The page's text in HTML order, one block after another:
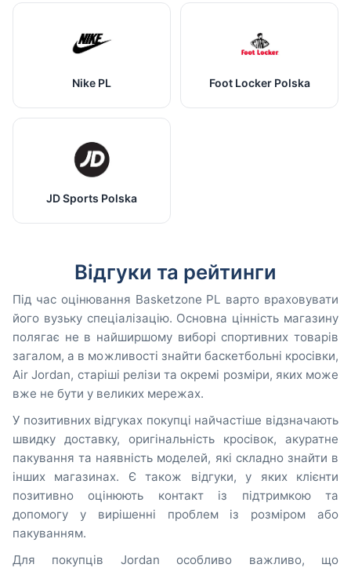
Nike PL Foot Locker Polska
JD Sports Polska
Відгуки та рейтинги
Під час оцінювання Basketzone PL варто враховувати
його вузьку спеціалізацію. Основна цінність магазину
полягає не в найширшому виборі спортивних товарів
загалом, а в можливості знайти баскетбольні кросівки,
Air Jordan, старіші релізи та окремі розміри, яких може
вже не бути у великих мережах.
У позитивних відгуках покупці найчастіше відзначають
швидку доставку, оригінальність кросівок, акуратне
пакування та наявність моделей, які складно знайти в
інших магазинах. Є також відгуки, у яких клієнти
позитивно оцінюють контакт із підтримкою та
допомогу у вирішенні проблем із розміром або
пакуванням.
Для покупців Jordan особливо важливо, що